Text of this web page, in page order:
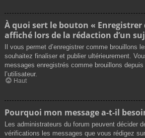
À quoi sert le bouton «
affiché lors de la rédaction d’un
Il vous permet d’enregistrer comme brouillons
souhaitez finaliser et publier ultérieurement.
messages enregistrés comme brouillons
l’utilisateur.
Haut
Pourquoi mon message a-t-il
Les administrateurs du forum peuvent décider
vérifications les messages que vous rédigez